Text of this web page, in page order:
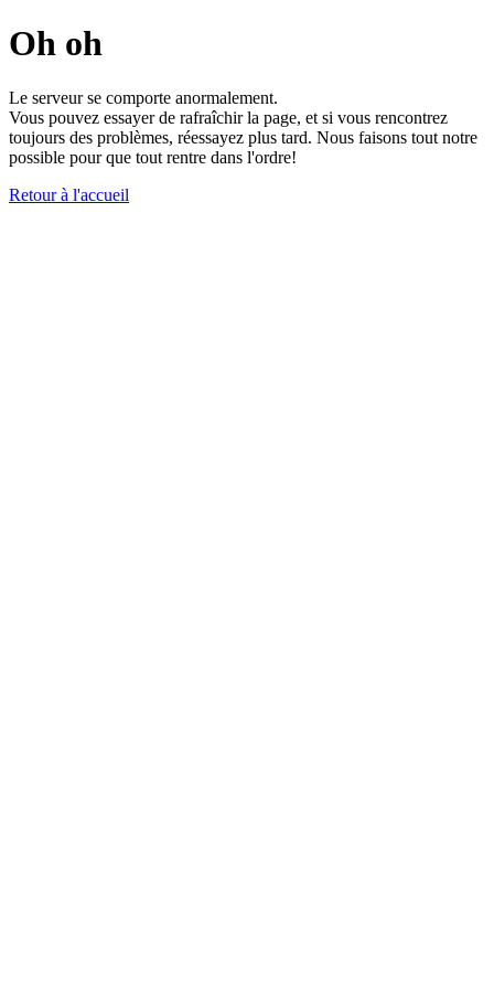
Oh oh
Le serveur se comporte anormalement.
Vous pouvez essayer de rafraîchir la page, et si vous rencontrez
toujours des problèmes, réessayez plus tard. Nous faisons tout notre
possible pour que tout rentre dans l'ordre!
Retour à l'accueil